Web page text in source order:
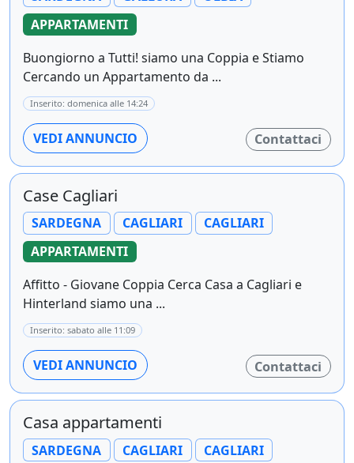
APPARTAMENTI
Buongiorno a Tutti! siamo una Coppia e Stiamo
Cercando un Appartamento da ...
Inserito: domenica alle 14:24
VEDI ANNUNCIO Contattaci
Case Cagliari
SARDEGNA CAGLIARI
CAGLIARI
APPARTAMENTI
Affitto - Giovane Coppia Cerca Casa a Cagliari e
Hinterland siamo una ...
Inserito: sabato alle 11:09
VEDI ANNUNCIO Contattaci
Casa appartamenti
SARDEGNA CAGLIARI
CAGLIARI